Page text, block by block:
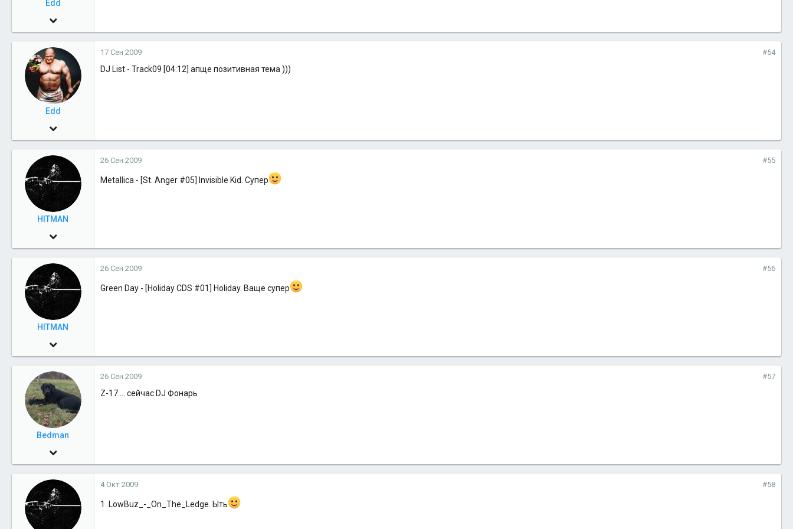
Edd
30 Май 2009
1,530
36
Москва
Edd
30 Май 2009
1,530
36
Москва
17 Сен 2009 #54
DJ List - Track09 [04:12] апще позитивная тема )))
HITMAN
5 Июн 2007
2,328
38
26 Сен 2009 #55
Metallica - [St. Anger #05] Invisible Kid. Супер
HITMAN
5 Июн 2007
2,328
38
26 Сен 2009 #56
Green Day - [Holiday CDS #01] Holiday. Ваще супер
Bedman
30 Май 2009
2,520
36
26 Сен 2009 #57
Z-17.... сейчас DJ Фонарь
4 Окт 2009 #58
1. LowBuz_-_On_The_Ledge. Ыть